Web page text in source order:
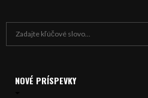
NOVÉ PRÍSPEVKY